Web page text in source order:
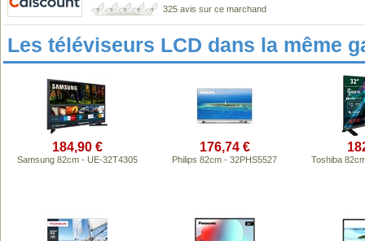
325 avis sur ce marchand
Les téléviseurs LCD dans la même
184,90 €
Samsung 82cm - UE-32T4305
176,74 €
Philips 82cm - 32PHS5527 Toshiba